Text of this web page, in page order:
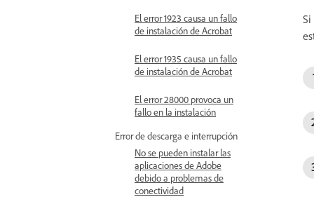
El error 1923 causa un fallo
de instalación de Acrobat
El error 1935 causa un fallo
de instalación de Acrobat
El error 28000 provoca un
fallo en la instalación
Error de descarga e interrupción
No se pueden instalar las
aplicaciones de Adobe
debido a problemas de
conectividad